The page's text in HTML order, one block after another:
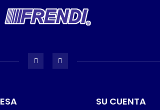
SU CUENTA